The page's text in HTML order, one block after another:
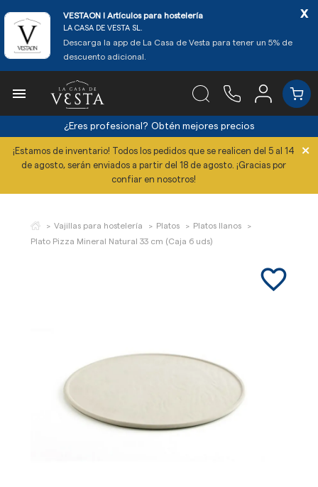
VESTAON l Artículos para hostelería
LA CASA DE VESTA SL.
Descarga la app de La Casa de Vesta para tener un 5% de
descuento adicional.
x

¿Eres profesional? Obtén mejores precios
¡Estamos de inventario! Todos los pedidos que se realicen del 5 al 14
de agosto, serán enviados a partir del 18 de agosto. ¡Gracias por
confiar en nosotros!
×
Vajillas para hostelería Platos
Platos llanos
Plato Pizza Mineral Natural 33 cm (Caja 6 uds)
favorite_border